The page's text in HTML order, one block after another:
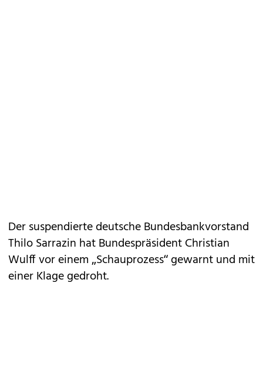
Der suspendierte deutsche Bundesbankvorstand
Thilo Sarrazin hat Bundespräsident Christian
Wulff vor einem „Schauprozess“ gewarnt und mit
einer Klage gedroht.